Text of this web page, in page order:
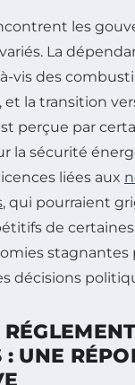
les
La
vis des
et la transition
perçue par
la sécurité
liées aux
, qui pourraient
de
stagnantes
décisions
: UNE